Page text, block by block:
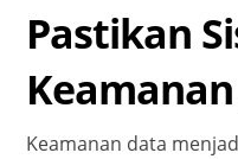
Pastikan
Keamanan data